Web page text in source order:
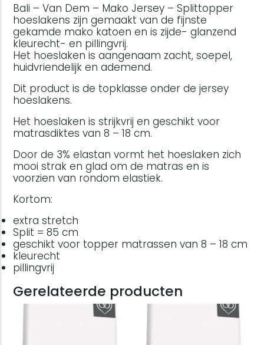
Bali – Van Dem – Mako Jersey – Splittopper
hoeslakens zijn gemaakt van de fijnste
gekamde mako katoen en is zijde- glanzend
kleurecht- en pillingvrij.
Het hoeslaken is aangenaam zacht, soepel,
huidvriendelijk en ademend.
Dit product is de topklasse onder de jersey
hoeslakens.
Het hoeslaken is strijkvrij en geschikt voor
matrasdiktes van 8 – 18 cm.
Door de 3% elastan vormt het hoeslaken zich
mooi strak en glad om de matras en is
voorzien van rondom elastiek.
Kortom:
extra stretch
Split = 85 cm
geschikt voor topper matrassen van 8 – 18 cm
kleurecht
pillingvrij
Gerelateerde producten